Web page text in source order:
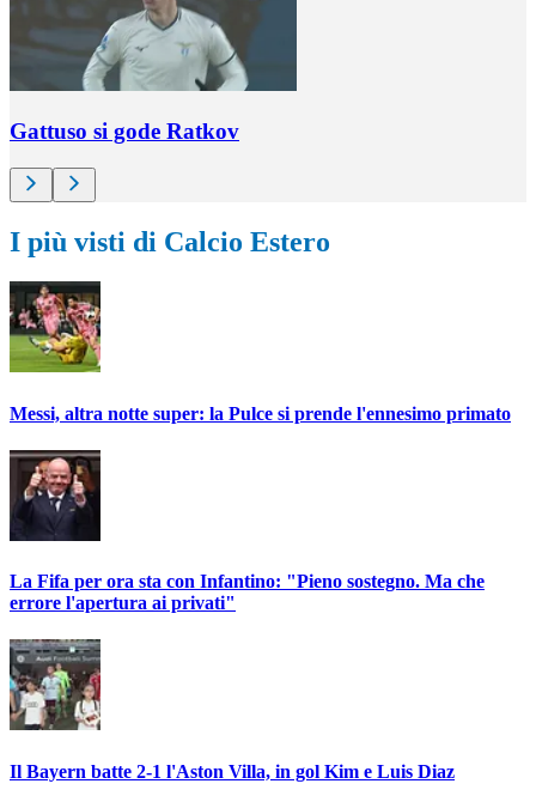
Gattuso si gode Ratkov
I più visti di Calcio Estero
Messi, altra notte super: la Pulce si prende l'ennesimo primato
La Fifa per ora sta con Infantino: "Pieno sostegno. Ma che
errore l'apertura ai privati"
Il Bayern batte 2-1 l'Aston Villa, in gol Kim e Luis Diaz